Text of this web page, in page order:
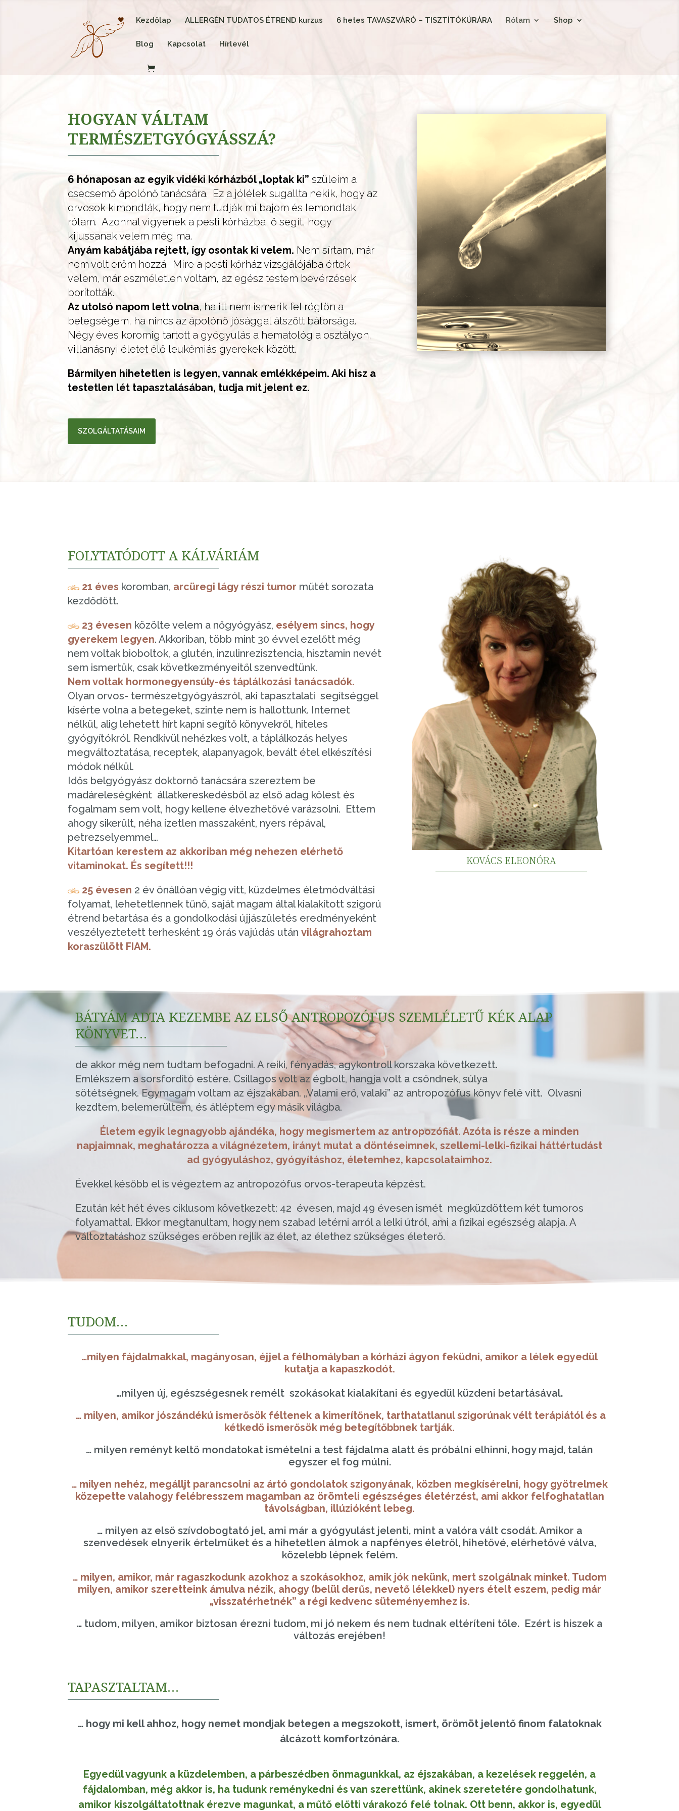
Kezdőlap ALLERGÉN TUDATOS ÉTREND kurzus 6 hetes TAVASZVÁRÓ – TISZTÍTÓKÚRÁRA Rólam Shop
Blog Kapcsolat Hírlevél
HOGYAN VÁLTAM
TERMÉSZETGYÓGYÁSSZÁ?
6 hónaposan az egyik vidéki kórházból „loptak ki” szüleim a
csecsemő ápolónő tanácsára. Ez a jólélek sugallta nekik, hogy az
orvosok kimondták, hogy nem tudják mi bajom és lemondtak
rólam. Azonnal vigyenek a pesti kórházba, ő segít, hogy
kijussanak velem még ma.
Anyám kabátjába rejtett, így osontak ki velem. Nem sírtam, már
nem volt erőm hozzá. Mire a pesti kórház vizsgálójába értek
velem, már eszméletlen voltam, az egész testem bevérzések
borították.
Az utolsó napom lett volna, ha itt nem ismerik fel rögtön a
betegségem, ha nincs az ápolónő jósággal átszőtt bátorsága.
Négy éves koromig tartott a gyógyulás a hematológia osztályon,
villanásnyi életet élő leukémiás gyerekek között.
Bármilyen hihetetlen is legyen, vannak emlékképeim. Aki hisz a
testetlen lét tapasztalásában, tudja mit jelent ez.
SZOLGÁLTATÁSAIM
FOLYTATÓDOTT A KÁLVÁRIÁM
21 éves koromban, arcüregi lágy részi tumor műtét sorozata
kezdődött.
23 évesen közölte velem a nőgyógyász, esélyem sincs, hogy
gyerekem legyen. Akkoriban, több mint 30 évvel ezelőtt még
nem voltak bioboltok, a glutén, inzulinrezisztencia, hisztamin nevét
sem ismertük, csak következményeitől szenvedtünk.
Nem voltak hormonegyensúly-és táplálkozási tanácsadók.
Olyan orvos- természetgyógyászról, aki tapasztalati segítséggel
kísérte volna a betegeket, szinte nem is hallottunk. Internet
nélkül, alig lehetett hírt kapni segítő könyvekről, hiteles
gyógyítókról. Rendkívül nehézkes volt, a táplálkozás helyes
megváltoztatása, receptek, alapanyagok, bevált étel elkészítési
módok nélkül.
Idős belgyógyász doktornő tanácsára szereztem be
madáreleségként állatkereskedésből az első adag kölest és
fogalmam sem volt, hogy kellene élvezhetővé varázsolni. Ettem
ahogy sikerült, néha ízetlen masszaként, nyers répával,
petrezselyemmel…
Kitartóan kerestem az akkoriban még nehezen elérhető
vitaminokat. És segített!!!
25 évesen 2 év önállóan végig vitt, küzdelmes életmódváltási
folyamat, lehetetlennek tűnő, saját magam által kialakított szigorú
étrend betartása és a gondolkodási újjászületés eredményeként
veszélyeztetett terhesként 19 órás vajúdás utánvilágrahoztam
koraszülött FIAM.
KOVÁCS ELEONÓRA
BÁTYÁM ADTA KEZEMBE AZ ELSŐ ANTROPOZÓFUS SZEMLÉLETŰ KÉK ALAP
KÖNYVET…
de akkor még nem tudtam befogadni. A reiki, fényadás, agykontroll korszaka következett.
Emlékszem a sorsfordító estére. Csillagos volt az égbolt, hangja volt a csöndnek, súlya
sötétségnek. Egymagam voltam az éjszakában. „Valami erő, valaki” az antropozófus könyv felé vitt. Olvasni
kezdtem, belemerültem, és átléptem egy másik világba.
Életem egyik legnagyobb ajándéka, hogy megismertem az antropozófiát. Azóta is része a minden
napjaimnak, meghatározza a világnézetem, irányt mutat a döntéseimnek, szellemi-lelki-fizikai háttértudást
ad gyógyuláshoz, gyógyításhoz, életemhez, kapcsolataimhoz.
Évekkel később el is végeztem az antropozófus orvos-terapeuta képzést.
Ezután két hét éves ciklusom következett: 42 évesen, majd 49 évesen ismét megküzdöttem két tumoros
folyamattal. Ekkor megtanultam, hogy nem szabad letérni arról a lelki útról, ami a fizikai egészség alapja. A
változtatáshoz szükséges erőben rejlik az élet, az élethez szükséges életerő.
TUDOM…
…milyen fájdalmakkal, magányosan, éjjel a félhomályban a kórházi ágyon feküdni, amikor a lélek egyedül
kutatja a kapaszkodót.
…milyen új, egészségesnek remélt szokásokat kialakítani és egyedül küzdeni betartásával.
… milyen, amikor jószándékú ismerősök féltenek a kimerítőnek, tarthatatlanulszigorúnak vélt terápiától és a
kétkedő ismerősök még betegítőbbnek tartják.
… milyen reményt keltő mondatokat ismételni a test fájdalma alatt és próbálni elhinni, hogy majd, talán
egyszer el fog múlni.
… milyen nehéz, megálljt parancsolni az ártó gondolatok szigonyának, közben megkísérelni, hogy gyötrelmek
közepette valahogy felébresszem magamban az örömteli egészséges életérzést, ami akkor felfoghatatlan
távolságban, illúzióként lebeg.
…milyen az első szívdobogtató jel, ami már a gyógyulást jelenti, mint a valóra vált csodát. Amikor a
szenvedések elnyerik értelmüket és a hihetetlen álmok a napfényes életről, hihetővé, elérhetővé válva,
közelebb lépnek felém.
… milyen, amikor, már ragaszkodunk azokhoz a szokásokhoz, amik jók nekünk, mert szolgálnak minket. Tudom
milyen, amikor szeretteink ámulva nézik, ahogy (belül derűs, nevető lélekkel) nyers ételt eszem, pedig már
„visszatérhetnék” a régi kedvenc süteményemhez is.
… tudom, milyen, amikor biztosan érezni tudom, mi jó nekem és nem tudnak eltéríteni tőle. Ezért is hiszek a
változás erejében!
TAPASZTALTAM…
… hogy mi kell ahhoz, hogy nemet mondjak betegen a megszokott, ismert, örömöt jelentő finom falatoknak
álcázott komfortzónára.
Egyedül vagyunk a küzdelemben, a párbeszédben önmagunkkal, az éjszakában, a kezelések reggelén, a
fájdalomban, még akkor is, ha tudunk reménykedni és van szerettünk, akinek szeretetére gondolhatunk,
amikor kiszolgáltatottnak érezve magunkat, a műtő előtti várakozó felé tolnak. Ott benn, akkor is, egyedül